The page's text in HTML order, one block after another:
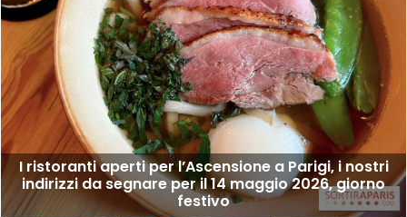
I ristoranti aperti per l’Ascensione a Parigi, i nostri
indirizzi da segnare per il 14 maggio 2026, giorno
festivo